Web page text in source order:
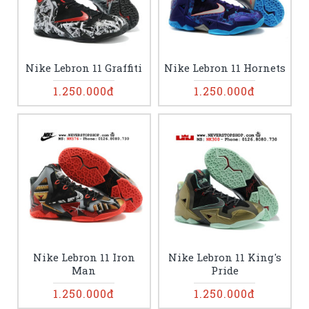
Nike Lebron 11 Graffiti
1.250.000đ
Nike Lebron 11 Hornets
1.250.000đ
Nike Lebron 11 Iron
Man
1.250.000đ
Nike Lebron 11 King's
Pride
1.250.000đ